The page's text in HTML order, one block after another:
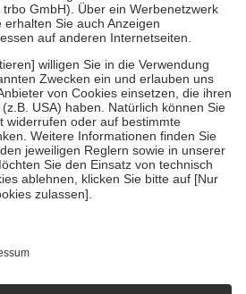
für ihre eigene Gesundheit zu
Stellung der Familie zu unterstützen,
an bei:
bis zum vollendeten 18. Lebensjahr
und Früherkennung, die von der
dass es sich um echte Bewertungen
de/articles/4419944605341